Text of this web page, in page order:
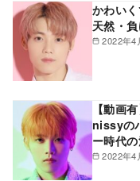
2022年4
かわい
天然・
2022年4
【動画
nissyの
ー時代